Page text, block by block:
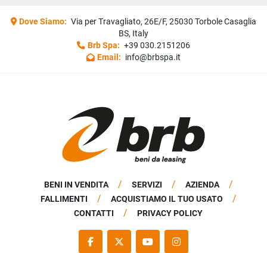
Dove Siamo: Via per Travagliato, 26E/F, 25030 Torbole Casaglia
BS, Italy
Brb Spa: +39 030.2151206
Email: info@brbspa.it
BENI IN VENDITA SERVIZI
AZIENDA
FALLIMENTI
ACQUISTIAMO IL TUO USATO
CONTATTI
PRIVACY POLICY
FACEBOOKTWITTERYOUTUBEINSTAGRAM